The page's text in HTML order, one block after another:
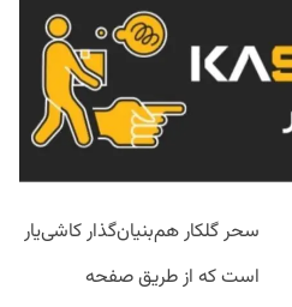
سحر گلکار هم‌بنیان‌گذار کاشی‌یار
است که از طریق صفحه